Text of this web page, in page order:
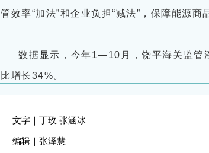
管效率“加法”和企业负担“减法”，保障能源商
数据显示，今年1—10月，饶平海关监管
比增长34%。
文字｜丁玫 张涵冰
编辑｜张泽慧